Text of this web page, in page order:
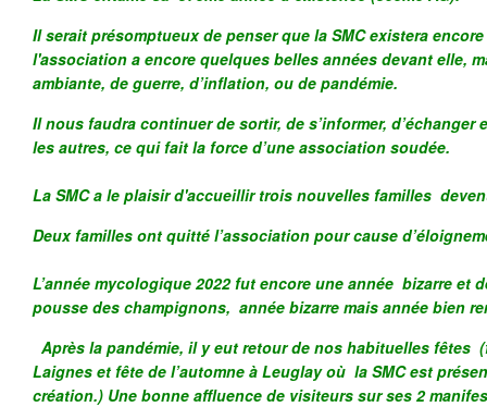
Il serait présomptueux de penser que la SMC existera
l'association a encore quelques belles années devant elle,
ambiante, de guerre, d’inflation, ou de pandémie.
Il nous faudra continuer de sortir, de s’informer,
les autres, ce qui fait la force d’une association soudée.
La SMC a le plaisir d'accueillir trois nouvelles familles
Deux familles ont quitté l’association pour cause
L’année mycologique 2022 fut encore une année bizarre et
pousse des champignons, année bizarre mais année bien
Après la pandémie, il y eut retour de nos habituelles fêtes
Laignes et fête de l’automne à Leuglay où la SMC est
création.) Une bonne affluence de visiteurs sur ses 2